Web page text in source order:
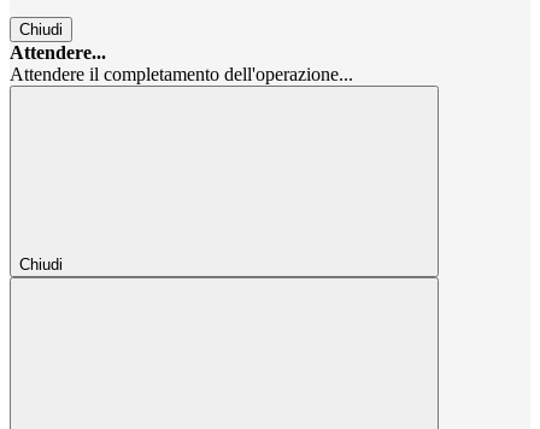
Chiudi
Attendere...
Attendere il completamento dell'operazione...
Chiudi